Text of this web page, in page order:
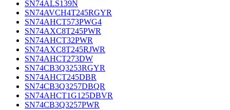
SN74ALS139N
SN74AVCH4T245RGYR
SN74AHCT573PWG4
SN74AXC8T245PWR
SN74AHCT32PWR
SN74AXC8T245RJWR
SN74AHCT273DW
SN74CB3Q3253RGYR
SN74AHCT245DBR
SN74CB3Q3257DBQR
SN74AHCT1G125DBVR
SN74CB3Q3257PWR